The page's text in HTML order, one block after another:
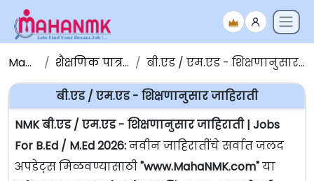
Maha NMK शैक्षणिक पात्रतेनुसार जाहिराती बी.एड / एम.एड - शिक्षणानुसार जाहिराती | Jobs For B.Ed / M.Ed
बी.एड / एम.एड - शिक्षणानुसार जाहिराती
NMK बी.एड / एम.एड - शिक्षणानुसार जाहिराती | Jobs
For B.Ed / M.Ed 2026:नवीन जाहिरातींचे सर्वात जलद
अपडेट्स मिळवण्यासाठी"www.MahaNMK.com"या